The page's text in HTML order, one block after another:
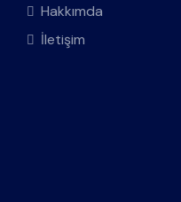
Hakkımda
İletişim